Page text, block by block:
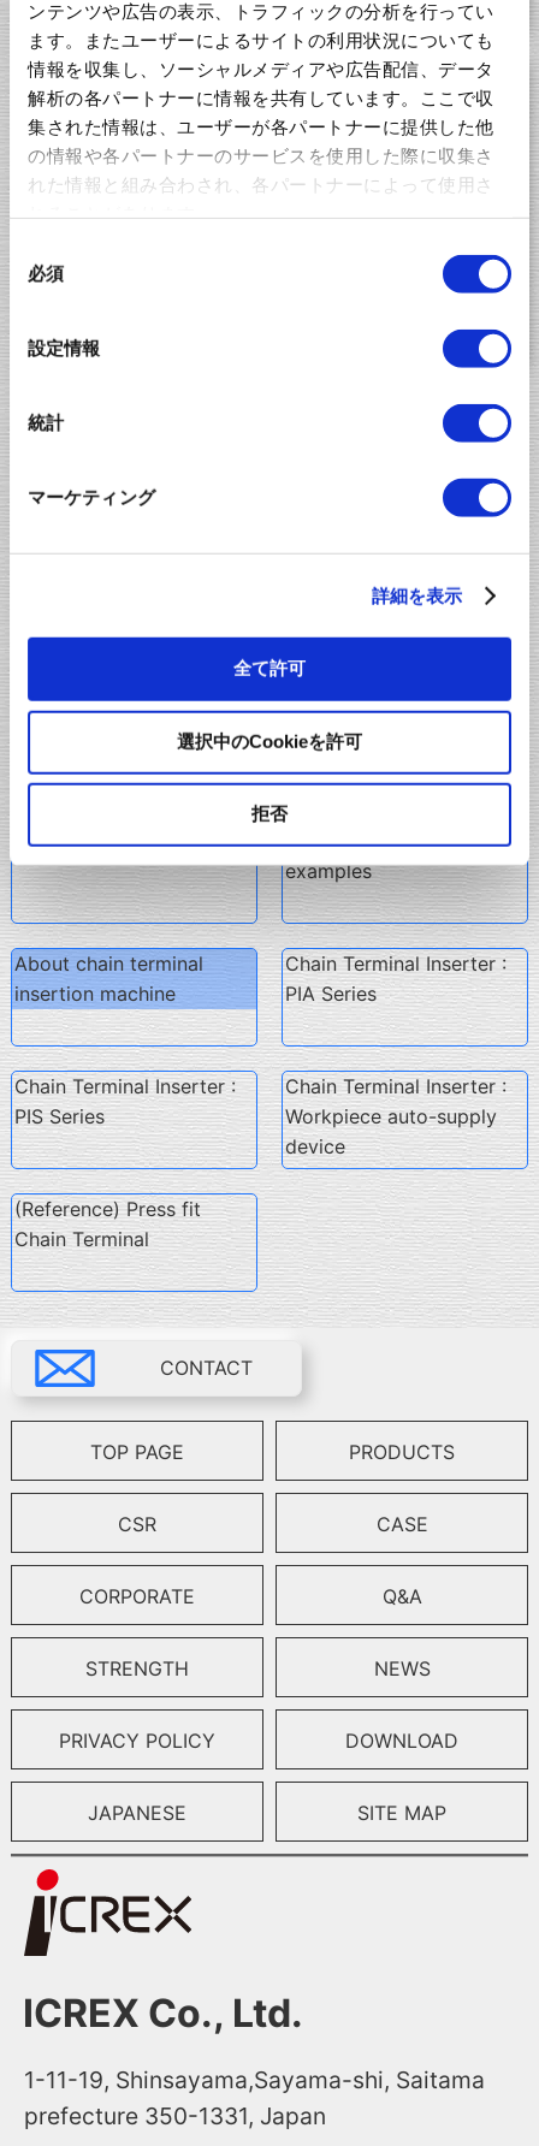
ンテンツや広告の表示、トラフィックの分析を行ってい
ます。またユーザーによるサイトの利用状況についても
情報を収集し、ソーシャルメディアや広告配信、データ
解析の各パートナーに情報を共有しています。ここで収
集された情報は、ユーザーが各パートナーに提供した他
の情報や各パートナーのサービスを使用した際に収集さ
れた情報と組み合わされ、各パートナーによって使用さ
選
必須
設定情報
統計
マーケティング
詳細を表示
全て許可
選択中のCookieを許可
拒否
Chain Terminal Inserter : With workpiece auto-supply
device
Design and manufacture a system that allows the
Catalog of Preform Chain Terminal Insert
Preform Chain Pin
About Preform Chain Pin
Preform Chain Tab
Terminal Insert System
Cost reduction proposal
Various terminal insertion
examples
About chain terminal
insertion machine
Chain Terminal Inserter :
PIA Series
Chain Terminal Inserter :
PIS Series
Chain Terminal Inserter :
Workpiece auto-supply
device
(Reference) Press fit
Chain Terminal
CONTACT
TOP PAGE PRODUCTS
CSR CASE
CORPORATE Q&A
STRENGTH NEWS
PRIVACY POLICY DOWNLOAD
JAPANESE SITE MAP
ICREX Co., Ltd.
1-11-19, Shinsayama,Sayama-shi, Saitama
prefecture 350-1331, Japan